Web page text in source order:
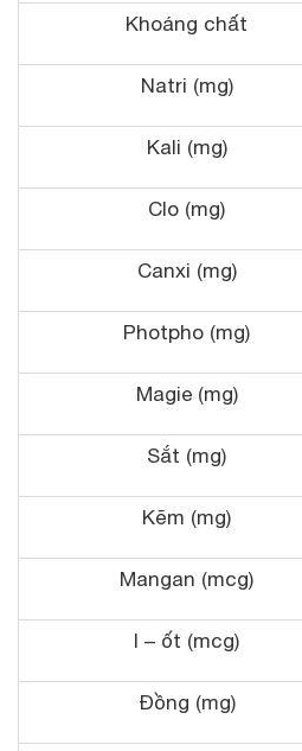
Khoáng chất
Natri (mg)
Kali (mg)
Clo (mg)
Canxi (mg)
Photpho (mg)
Magie (mg)
Sắt (mg)
Kẽm (mg)
Mangan (mcg)
I – ốt (mcg)
Đồng (mg)